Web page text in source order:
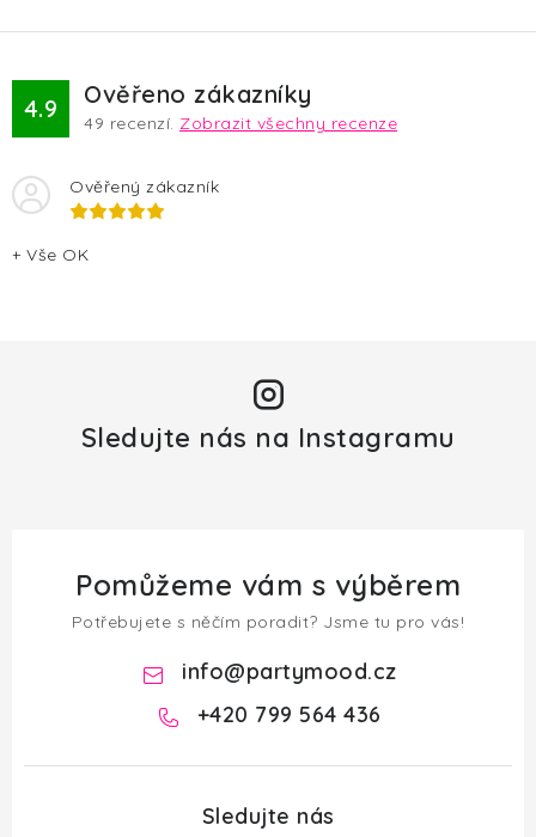
4.9 Ověřeno zákazníky
49 recenzí. Zobrazit všechny recenze
Ověřený zákazník
+ Vše OK
Sledujte nás na Instagramu
Pomůžeme vám s výběrem
Potřebujete s něčím poradit? Jsme tu pro vás!
info@partymood.cz
+420 799 564 436